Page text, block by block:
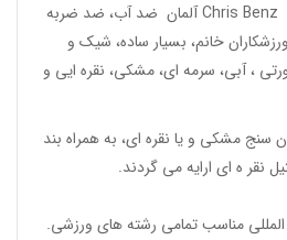
Chris Benzآلمان ضد آب، ضد ضربه
ورزشکاران خانم، بسیار ساده، شیک و
، آبی، سرمه ای، مشکی، نقره ایی و
سنج مشکی و یا نقره ای، به همراه بند
نقر ه ای ارایه می گردند.
مناسب تمامی رشته های ورزشی.